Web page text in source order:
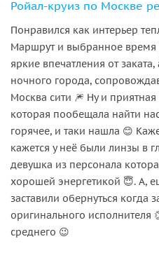
Понравился как интерьер
Маршрут и выбранное время
яркие впечатления от
ночного города,
Москва сити 🎆 Ну и
которая пообещала найти
горячее, и таки нашла 😊
кажется у неё были линзы в
девушка из персонала
хорошей энергетикой 😇. А,
заставили обернуться когда
оригинального
среднего 😉